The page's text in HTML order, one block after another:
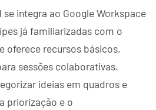
integra ao Google Workspace
já familiarizadas com o
oferece recursos básicos,
sessões colaborativas.
ideias em quadros e
priorização e o